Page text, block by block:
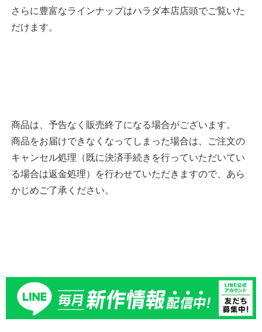
さらに豊富なラインナップはハラダ本店店頭でご覧いた
だけます。
商品は、予告なく販売終了になる場合がございます。
商品をお届けできなくなってしまった場合は、ご注文の
キャンセル処理（既に決済手続きを行っていただいてい
る場合は返金処理）を行わせていただきますので、あら
かじめご了承ください。